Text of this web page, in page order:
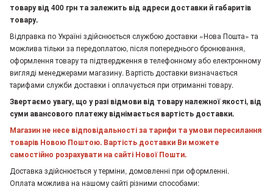
товару від 400 грн та залежить від адреси доставки й габаритів
товару.
Відправка по Україні здійснюється службою доставки «Нова Пошта» та
можлива тільки за передоплатою, після попереднього бронювання,
оформлення товару та підтвердження в телефонному або електронному
вигляді менеджерами магазину. Вартість доставки визначається
тарифами служби доставки і оплачується при отриманні товару.
Звертаємо увагу, що у разі відмови від товару належної якості, від
суми авансового платежу віднімається вартість доставки.
Магазин не несе відповідальності за тарифи та умови пересилання
товарів Новою Поштою. Вартість доставки Ви можете
самостійно розрахувати на сайті Нової Пошти.
Доставка здійснюється у терміни, домовленні при оформленні.
Оплата можлива на нашому сайті різними способами: